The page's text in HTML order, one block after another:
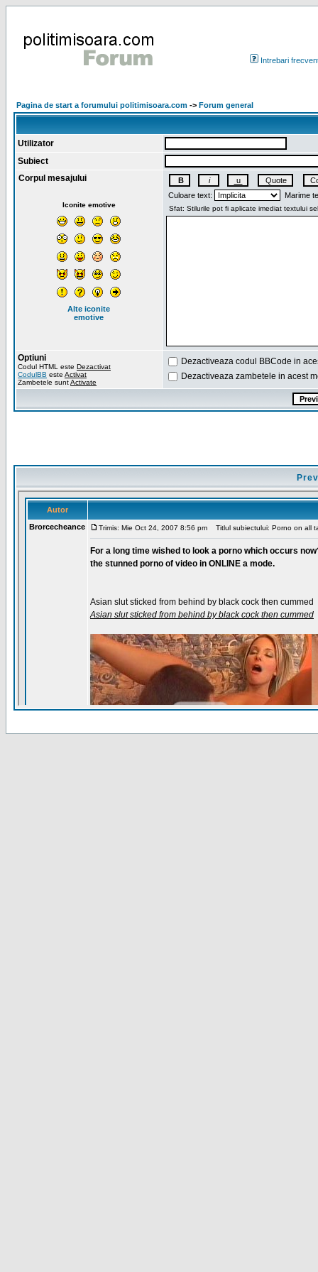
Intrebari
Pagina de start a forumului politimisoara.com -> Forum general
Utilizator
Subiect
Corpul mesajului
Iconite emotive
Alte iconite
emotive
Culoare text: Marime
Optiuni
Codul HTML este Dezactivat
CodulBB este Activat
Zambetele suntActivate
Dezactiveaza codul BBCode in
Dezactiveaza zambetele in acest